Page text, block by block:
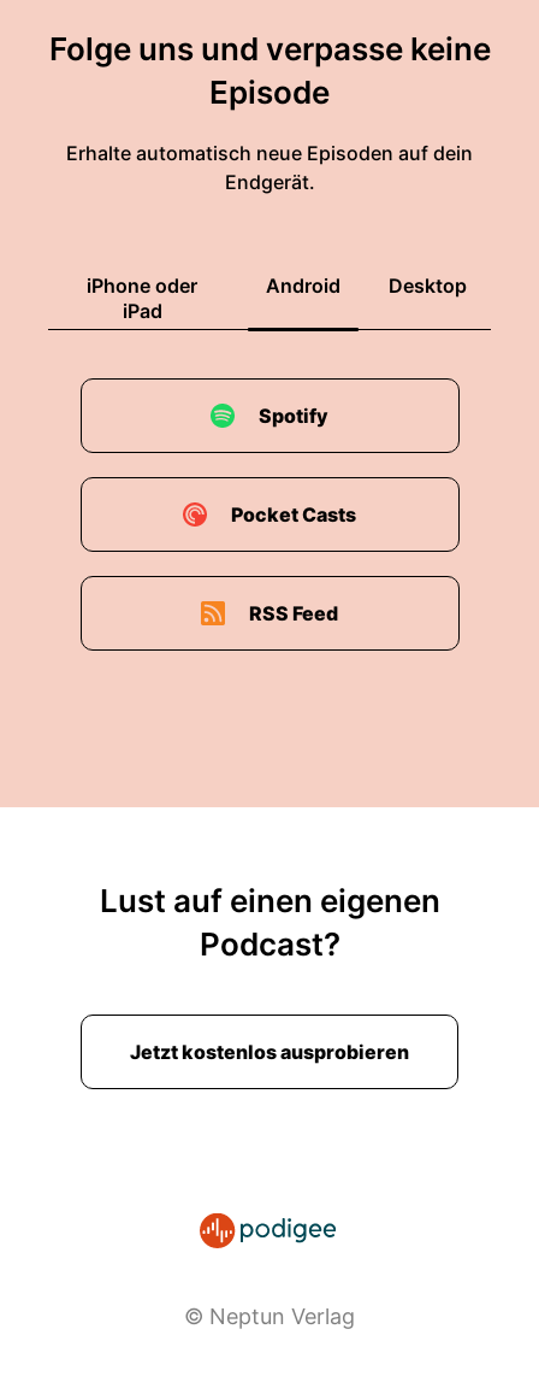
Folge uns und verpasse keine
Episode
Erhalte automatisch neue Episoden auf dein
Endgerät.
iPhone oder
iPad
Android Desktop
Spotify
Pocket Casts
RSS Feed
Lust auf einen eigenen
Podcast?
Jetzt kostenlos ausprobieren
© Neptun Verlag